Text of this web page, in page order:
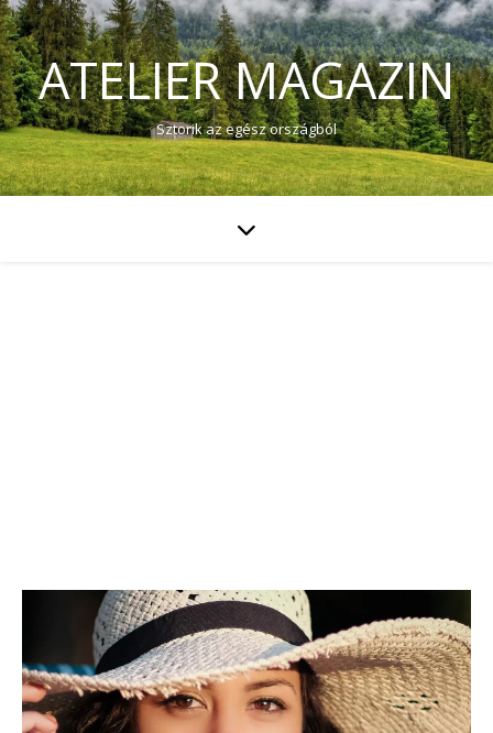
ATELIER MAGAZIN
Sztorik az egész országból